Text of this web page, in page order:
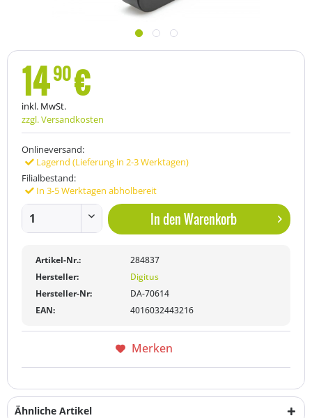
1490€
inkl. MwSt.
zzgl. Versandkosten
Onlineversand:
Lagernd (Lieferung in 2-3 Werktagen)
Filialbestand:
In 3-5 Werktagen abholbereit
In denWarenkorb
Artikel-Nr.:
284837
Hersteller:
Digitus
Hersteller-Nr:
DA-70614
EAN:
4016032443216
Merken
Ähnliche Artikel